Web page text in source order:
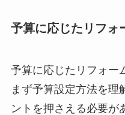
予算に応じたリフォ
予算に応じたリフォー
まず予算設定方法を理
ントを押さえる必要が